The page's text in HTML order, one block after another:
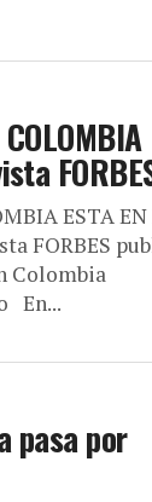
ESTA EN
FORBES
Colombia
En...
pasa por